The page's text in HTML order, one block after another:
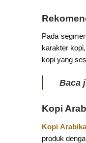
Pada
karakter
kopi yang
Baca
Kopi
Kopi Arabika
produk